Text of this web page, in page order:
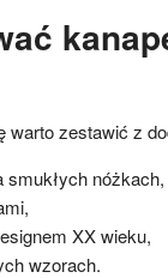
warto zestawić z
smukłych nóżkach,
XX wieku,
wzorach.